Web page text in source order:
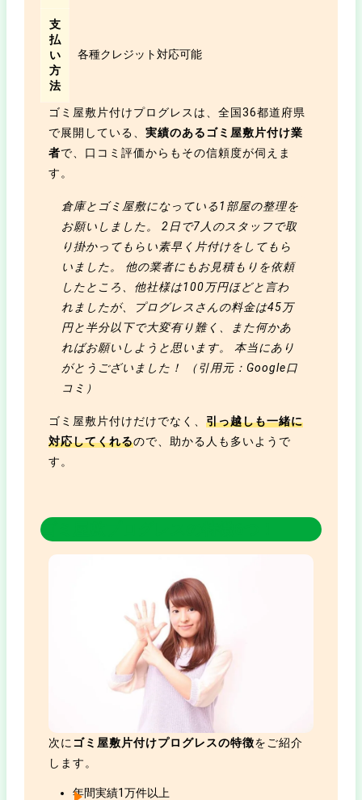
支
払
い
方
法
各種クレジット対応可能
ゴミ屋敷片付けプログレスは、全国36都道府県
で展開している、実績のあるゴミ屋敷片付け業
者で、口コミ評価からもその信頼度が伺えま
す。
倉庫とゴミ屋敷になっている1部屋の整理を
お願いしました。 2日で7人のスタッフで取
り掛かってもらい素早く片付けをしてもら
いました。 他の業者にもお見積もりを依頼
したところ、他社様は100万円ほどと言わ
れましたが、プログレスさんの料金は45万
円と半分以下で大変有り難く、また何かあ
ればお願いしようと思います。 本当にあり
がとうございました！ （引用元：Google口
コミ）
ゴミ屋敷片付けだけでなく、引っ越しも一緒に
対応してくれるので、助かる人も多いようで
す。
ゴミ屋敷プログレスの特徴6つ！
次に ゴミ屋敷片付けプログレスの特徴をご紹介
します。
年間実績1万件以上